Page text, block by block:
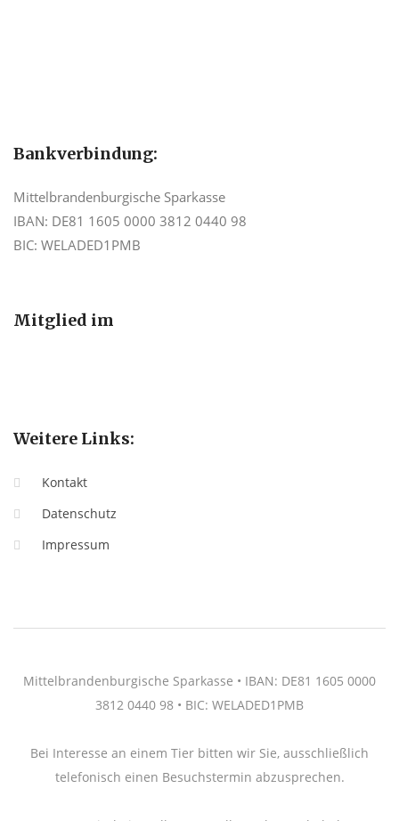
Bankverbindung:
Mittelbrandenburgische Sparkasse
IBAN: DE81 1605 0000 3812 0440 98
BIC: WELADED1PMB
Mitglied im
Weitere Links:
Kontakt
Datenschutz
Impressum
Mittelbrandenburgische Sparkasse • IBAN: DE81 1605 0000
3812 0440 98 • BIC: WELADED1PMB
Bei Interesse an einem Tier bitten wir Sie, ausschließlich
telefonisch einen Besuchstermin abzusprechen.